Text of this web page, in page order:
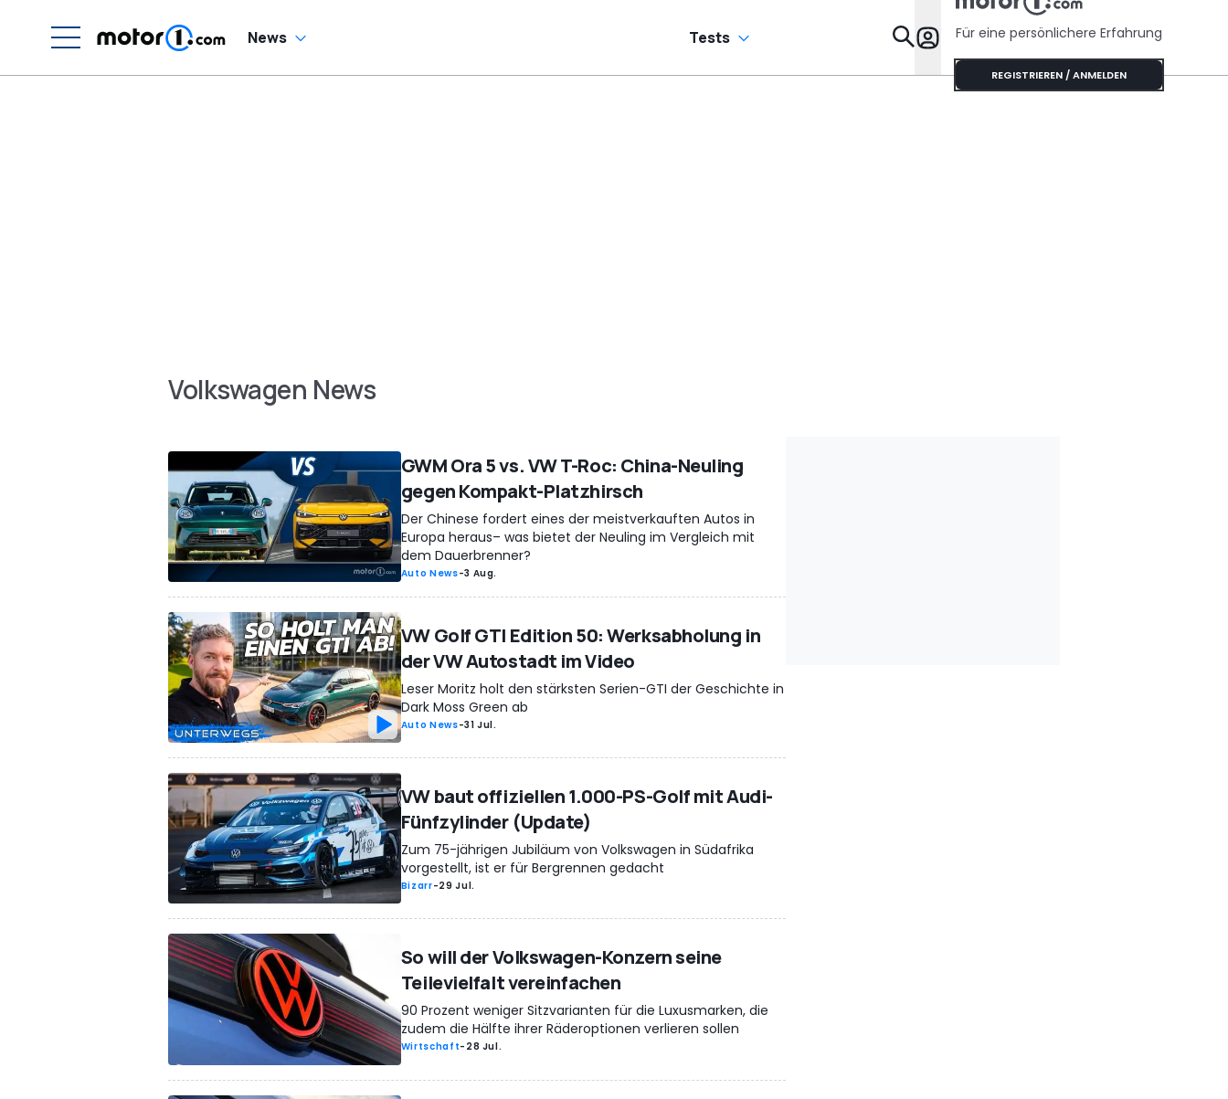
News Tests Specials
Für eine persönlichere Erfahrung
REGISTRIEREN / ANMELDEN
Volkswagen News
GWM Ora 5 vs. VW T-Roc: China-Neuling
gegen Kompakt-Platzhirsch
Der Chinese fordert eines der meistverkauften Autos in
Europa heraus– was bietet der Neuling im Vergleich mit
dem Dauerbrenner?
Auto News-3 Aug.
VW Golf GTI Edition 50: Werksabholung in
der VW Autostadt im Video
Leser Moritz holt den stärksten Serien-GTI der Geschichte in
Dark Moss Green ab
Auto News-31 Jul.
VW baut offiziellen 1.000-PS-Golf mit Audi-
Fünfzylinder (Update)
Zum 75-jährigen Jubiläum von Volkswagen in Südafrika
vorgestellt, ist er für Bergrennen gedacht
Bizarr-29 Jul.
So will der Volkswagen-Konzern seine
Teilevielfalt vereinfachen
90 Prozent weniger Sitzvarianten für die Luxusmarken, die
zudem die Hälfte ihrer Räderoptionen verlieren sollen
Wirtschaft- 28 Jul.